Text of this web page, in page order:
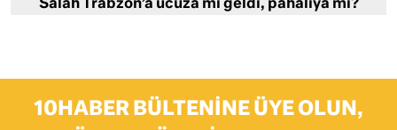
Salah Trabzon’a ucuza mı geldi, pahalıya mı?
10HABER BÜLTENINE ÜYE OLUN,